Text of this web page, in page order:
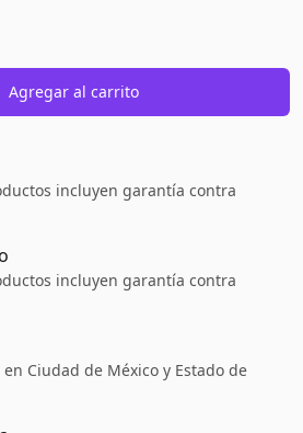
Agregar al carrito
incluyen garantía contra
incluyen garantía contra
Ciudad de México y Estado de